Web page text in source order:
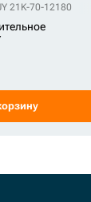
21K-70-12180